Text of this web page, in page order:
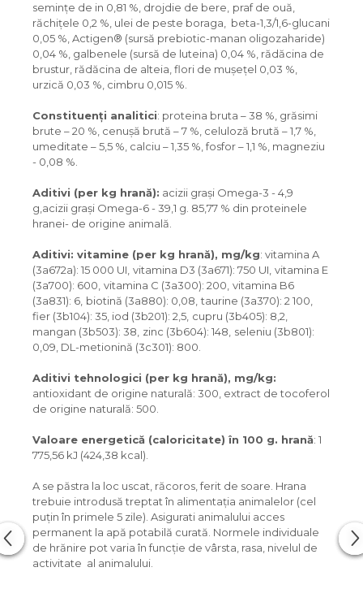
seminţe de in 0,81 %, drojdie de bere, praf de ouă,
răchiţele 0,2 %, ulei de peste boraga, beta-1,3/1,6-glucani
0,05 %, Actigen® (sursă prebiotic-manan oligozaharide)
0,04 %, galbenele (sursă de luteina) 0,04 %, rădăcina de
brustur, rădăcina de alteia, flori de muşeţel 0,03 %,
urzică 0,03 %, cimbru 0,015 %.
Constituenţi analitici: proteina bruta – 38 %, grăsimi
brute – 20 %, cenuşă brută – 7 %, celuloză brută – 1,7 %,
umeditate – 5,5 %, calciu – 1,35 %, fosfor – 1,1 %, magneziu
- 0,08 %.
Aditivi (per kg hrană): acizii graşi Omega-3 - 4,9
g,acizii grași Omega-6 - 39,1 g. 85,77 % din proteinele
hranei- de origine animală.
Aditivi: vitamine (per kg hrană), mg/kg: vitamina A
(3a672a): 15 000 UI, vitamina D3 (3a671): 750 UI, vitamina E
(3a700): 600, vitamina C (3a300): 200, vitamina B6
(3a831): 6, biotină (3a880): 0,08, taurine (3a370): 2 100,
fier (3b104): 35, iod (3b201): 2,5, cupru (3b405): 8,2,
mangan (3b503): 38, zinc (3b604): 148, seleniu (3b801):
0,09, DL-metionină (3с301): 800.
Aditivi tehnologici (per kg hrană), mg/kg:
antioxidant de origine naturală: 300, extract de tocoferol
de origine naturală: 500.
Valoare energetică (caloricitate) în 100 g. hrană: 1
775,56 kJ (424,38 kcal).
A se păstra la loc uscat, răcoros, ferit de soare. Hrana
trebuie introdusă treptat în alimentația animalelor (cel
puțin în primele 5 zile). Asigurati animalului acces
permanent la apă potabilă curată. Normele individuale
de hrănire pot varia în funcție de vârsta, rasa, nivelul de
activitate al animalului.